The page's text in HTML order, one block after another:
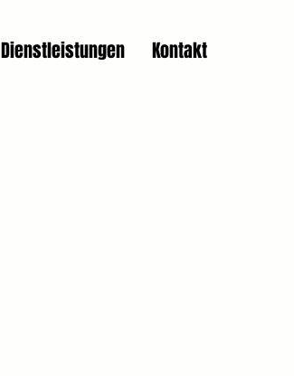
Dienstleistungen Kontakt